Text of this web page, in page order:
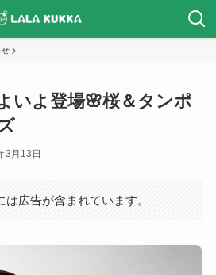
せ
いよ登場🌸桜＆タンポ
3月13日
広告が含まれています。